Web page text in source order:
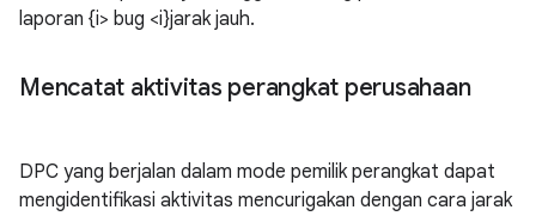
laporan {i> bug <i}jarak jauh.
Mencatat aktivitas perangkat perusahaan
DPC yang berjalan dalam mode pemilik perangkat dapat
mengidentifikasi aktivitas mencurigakan dengan cara jarak